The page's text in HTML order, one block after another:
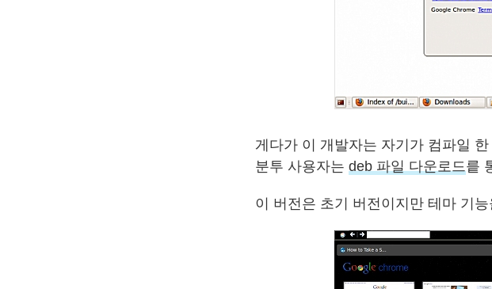
게다가 이 개발자는 자기가 컴파일 한
분투 사용자는 deb 파일 다운로드 릍
이 버전은 초기 버전이지만 테마 기